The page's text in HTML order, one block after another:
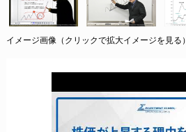
イメージ画像（クリックで拡大イメージを見る）